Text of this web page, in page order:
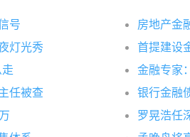
号
房地产金
灯光秀
首提建设
金融专家
任被查
银行金融
罗晃浩任